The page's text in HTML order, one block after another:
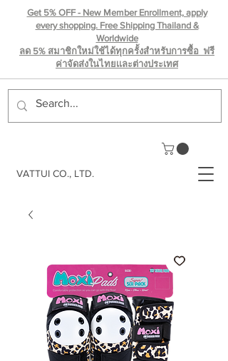
VATTUI CO., LTD.
Get 5% OFF - New Member Enrollment, apply
every shopping. Free Shipping Thailand &
Worldwide
ลด 5% สมาชิกใหม่ใช้ได้ทุกครั้งสำหรับการซื้อ ฟรี
ค่าจัดส่งในไทยเเละต่างประเทศ